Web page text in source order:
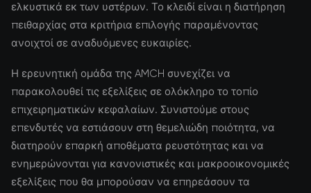
ελκυστικά εκ των υστέρων. Το κλειδί είναι η διατήρηση
πειθαρχίας στα κριτήρια επιλογής παραμένοντας
ανοιχτοί σε αναδυόμενες ευκαιρίες.
Η ερευνητική ομάδα της AMCH συνεχίζει να
παρακολουθεί τις εξελίξεις σε ολόκληρο το τοπίο
επιχειρηματικών κεφαλαίων. Συνιστούμε στους
επενδυτές να εστιάσουν στη θεμελιώδη ποιότητα, να
διατηρούν επαρκή αποθέματα ρευστότητας και να
ενημερώνονται για κανονιστικές και μακροοικονομικές
εξελίξεις που θα μπορούσαν να επηρεάσουν τα